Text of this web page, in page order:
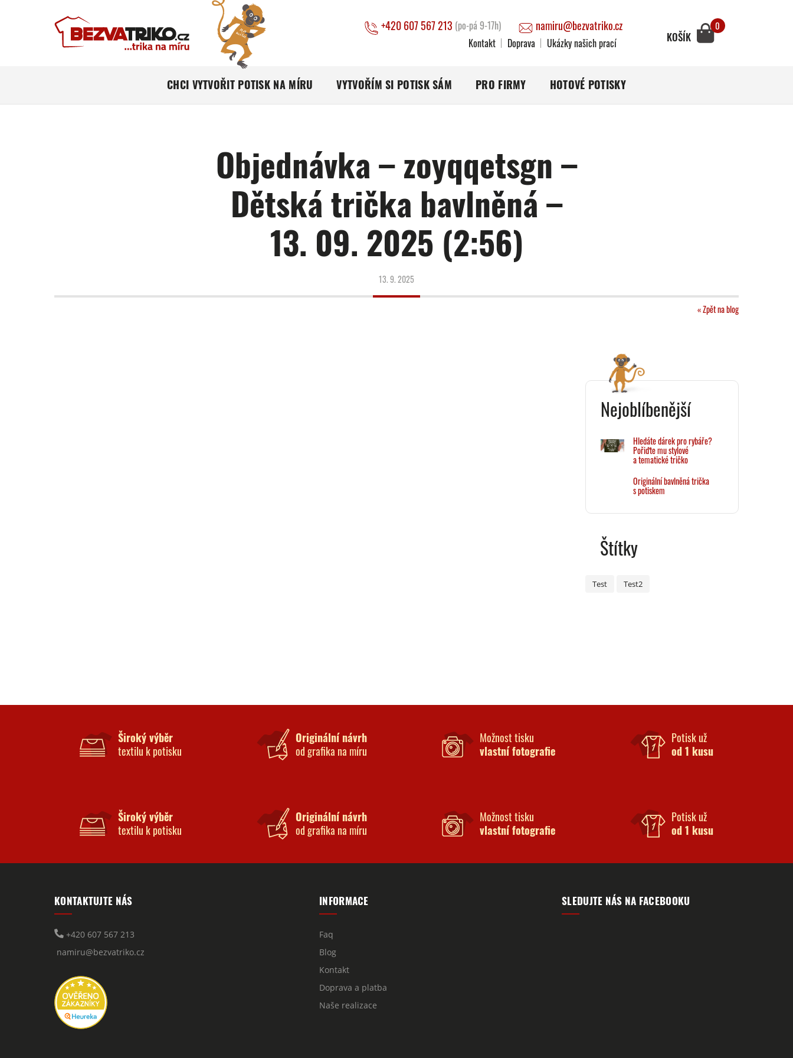
+420 607 567 213 (po-pá 9-17h) namiru@bezvatriko.cz
Kontakt Doprava Ukázky našich prací KOŠÍK
0
CHCI VYTVOŘIT POTISK NA MÍRU VYTVOŘÍM SI POTISK SÁM PRO FIRMY HOTOVÉ POTISKY
Objednávka – zoyqqetsgn –
Dětská trička bavlněná –
13. 09. 2025 (2:56)
13. 9. 2025
« Zpět na blog
Nejoblíbenější
Hledáte dárek pro rybáře?
Pořiďte mu stylové
a tematické tričko
Originální bavlněná trička
s potiskem
Štítky
Test Test2
Široký výběr
textilu k potisku
Originální návrh
od grafika na míru
Možnost tisku
vlastní fotografie
Potisk už
od 1 kusu
Široký výběr
textilu k potisku
Originální návrh
od grafika na míru
Možnost tisku
vlastní fotografie
Potisk už
od 1 kusu
KONTAKTUJTE NÁS
+420 607 567 213
namiru@bezvatriko.cz
INFORMACE
Faq
Blog
Kontakt
Doprava a platba
Naše realizace
SLEDUJTE NÁS NA FACEBOOKU